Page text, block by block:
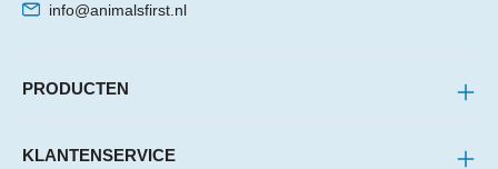
info@animalsfirst.nl
PRODUCTEN
KLANTENSERVICE